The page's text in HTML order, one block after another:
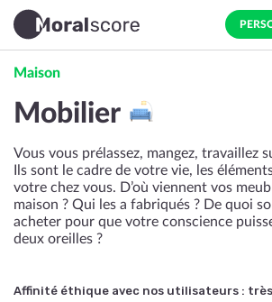
Maison
Mobilier
Vous vous prélassez, mangez, travaillez
Ils sont le cadre de votre vie, les
votre chez vous. D’où viennent vos
maison ? Qui les a fabriqués ? De quoi
acheter pour que votre conscience
deux oreilles ?
Affinité éthique avec nos utilisateurs :